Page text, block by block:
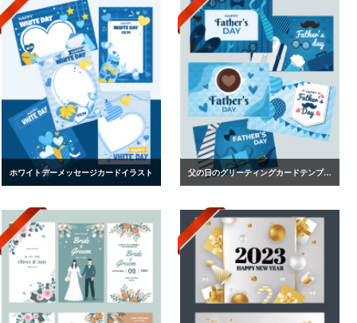
ホワイトデーメッセージカードイラスト 父の日のグリーティングカードテンプレート